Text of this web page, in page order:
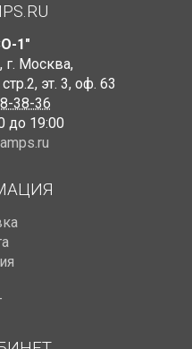
1"
, г. Москва,
, эт. 3, оф. 63
38-36
до 19:00